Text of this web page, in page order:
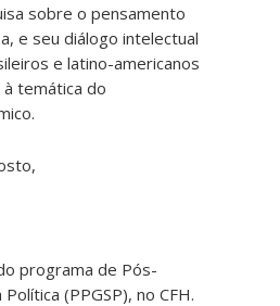
sobre o pensamento
e seu diálogo intelectual
e latino-americanos
à temática do
programa de Pós-
(PPGSP), no CFH.